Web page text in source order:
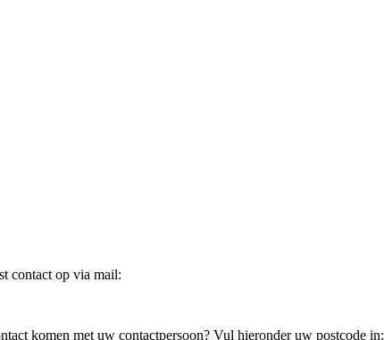
contact op via mail:
komen met uw contactpersoon? Vul hieronder uw postcode in: